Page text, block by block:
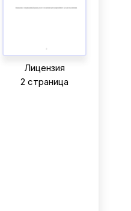
Лицензия
2 страница